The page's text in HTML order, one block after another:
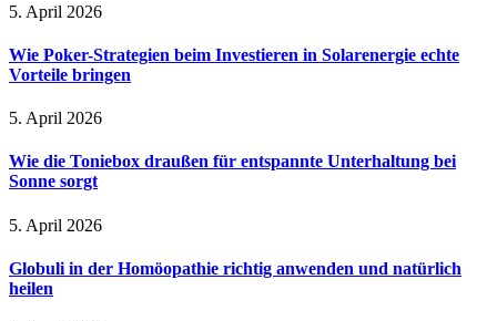
5. April 2026
Wie Poker-Strategien beim Investieren in Solarenergie echte
Vorteile bringen
5. April 2026
Wie die Toniebox draußen für entspannte Unterhaltung bei
Sonne sorgt
5. April 2026
Globuli in der Homöopathie richtig anwenden und natürlich
heilen